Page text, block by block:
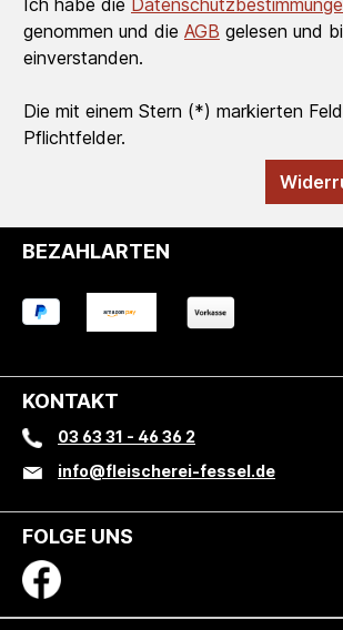
genommen und die AGB gelesen und
einverstanden.
Die mit einem Stern (*) markierten
Pflichtfelder.
BEZAHLARTEN
KONTAKT
03 63 31 - 46 36 2
info@fleischerei-fessel.de
FOLGE UNS